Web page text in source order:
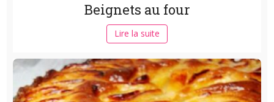
Beignets au four
Lire la suite